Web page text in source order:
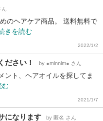
ん
のヘアケア商品。 送料無料で
きを読む
2022/1/2
ださい！ by ●minnim● さん
ント、ヘアオイルを探してま
む
2021/1/7
になります by 匿名 さん